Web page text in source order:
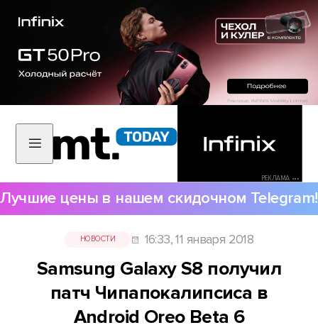
РЕКЛАМА •••
Лучшие цены в нашем скидочном Telegram!
НОВОСТИ 16:33, 11 января 2018
Samsung Galaxy S8 получил
патч Чипапокалипсиса в
Android Oreo Beta 6